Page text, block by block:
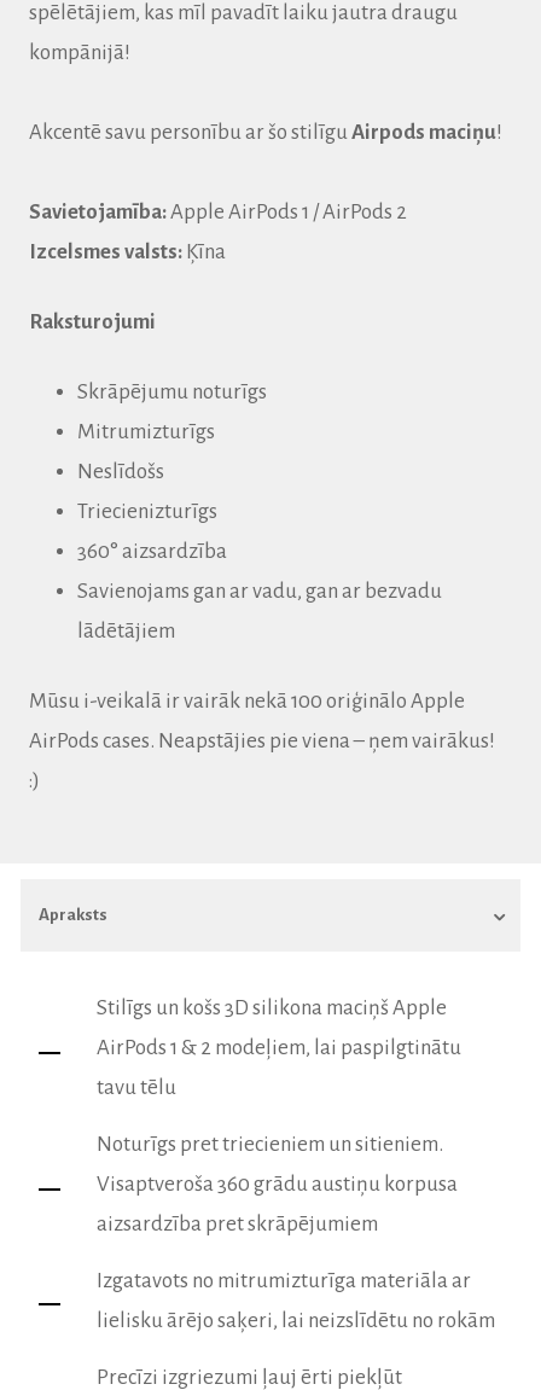
spēlētājiem, kas mīl pavadīt laiku jautra draugu
kompānijā!
Akcentē savu personību ar šo stilīguAirpods maciņu!
Savietojamība:Apple AirPods 1 / AirPods 2
Izcelsmes valsts: Ķīna
Raksturojumi
Skrāpējumu noturīgs
Mitrumizturīgs
Neslīdošs
Triecienizturīgs
360° aizsardzība
Savienojams gan ar vadu, gan ar bezvadu
lādētājiem
Mūsu i-veikalā ir vairāk nekā 100 oriģinālo Apple
AirPods cases. Neapstājies pie viena – ņem vairākus!
:)
Stilīgs un košs 3D silikona maciņš Apple
AirPods 1 & 2 modeļiem, lai paspilgtinātu
tavu tēlu
Noturīgs pret triecieniem un sitieniem.
Visaptveroša 360 grādu austiņu korpusa
aizsardzība pret skrāpējumiem
Izgatavots no mitrumizturīga materiāla ar
lielisku ārējo saķeri, lai neizslīdētu no rokām
Precīzi izgriezumi ļauj ērti piekļūt